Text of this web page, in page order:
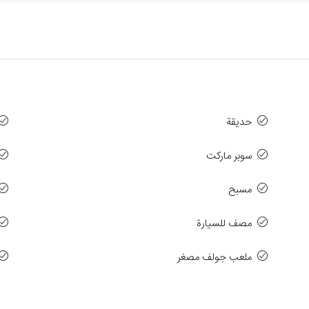
حديقة
سوبر ماركت
مسبح
مصف للسيارة
ملعب جولف مصغر